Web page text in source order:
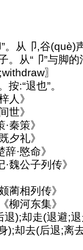
”。从卩,谷
。从“卩”与脚
〗
:“退也”。
人》
世》
秦策》
夕礼》
·愍命》
公子列传》
相列传》
柳河东集》
退);却走(退避;
);却去(后退;离